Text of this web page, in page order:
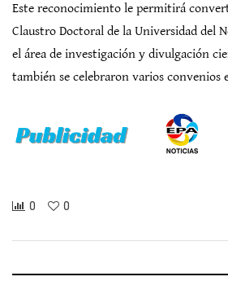
Este reconocimiento le permitirá
Claustro Doctoral de la Universidad del
el área de investigación y divulgación
también se celebraron varios convenios
0 0